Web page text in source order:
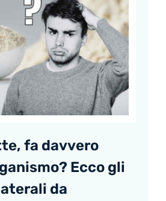
fa davvero
Ecco gli
da